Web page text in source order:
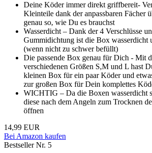
Deine Köder immer direkt griffbereit-
Kleinteile dank der anpassbaren Fächer
genau so, wie Du es brauchst
Wasserdicht – Dank der 4 Verschlüsse
Gummidichtung ist die Box wasserdicht
(wenn nicht zu schwer befüllt)
Die passende Box genau für Dich - Mit
verschiedenen Größen S,M und L hast
kleinen Box für ein paar Köder und
zur großen Box für Dein komplettes
WICHTIG – Da die Boxen wasserdicht
diese nach dem Angeln zum Trocknen
öffnen
14,99 EUR
Bei Amazon kaufen
Bestseller Nr. 5